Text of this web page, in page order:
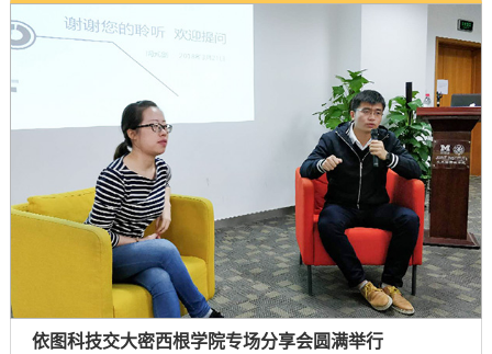
做出自己的贡献。
依图科技交大密西根学院专场分享会圆满举行